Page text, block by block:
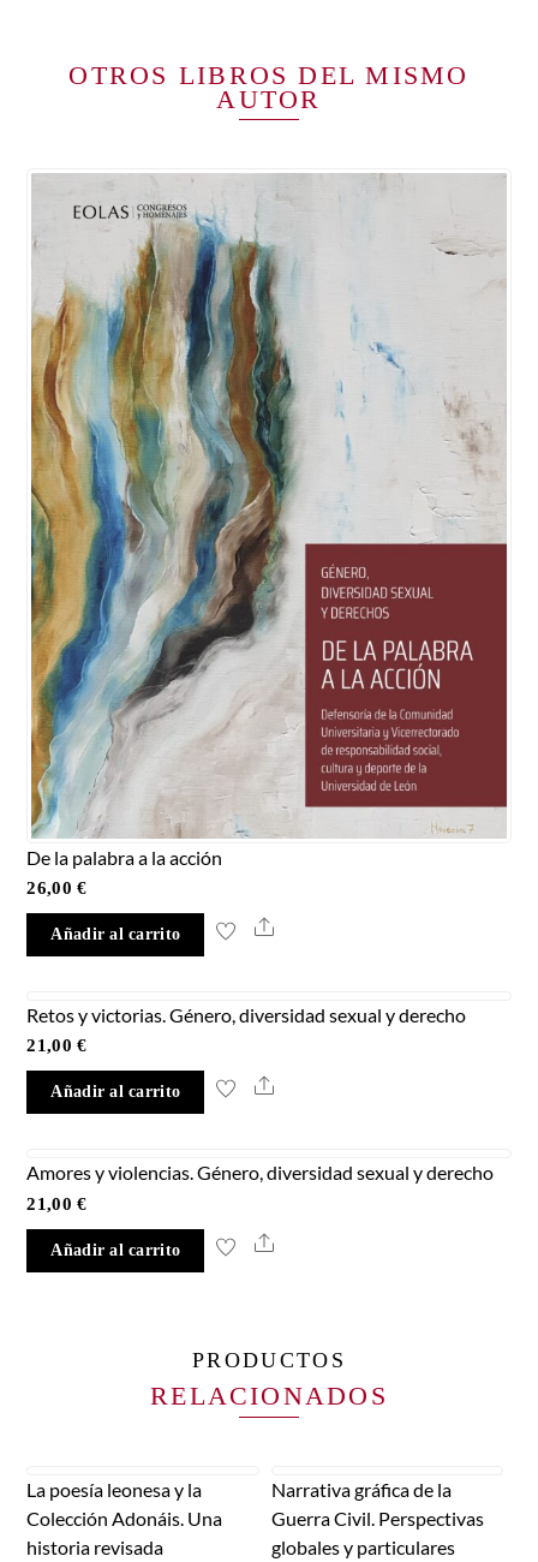
OTROS LIBROS DEL MISMO
AUTOR
De la palabra a la acción
26,00€
Añadir al carrito Share
Retos y victorias. Género, diversidad sexual y derecho
21,00€
Añadir al carrito Share
Amores y violencias. Género, diversidad sexual y derecho
21,00€
Añadir al carrito Share
PRODUCTOS
RELACIONADOS
La poesía leonesa y la
Colección Adonáis. Una
historia revisada
Narrativa gráfica de la
Guerra Civil. Perspectivas
globales y particulares